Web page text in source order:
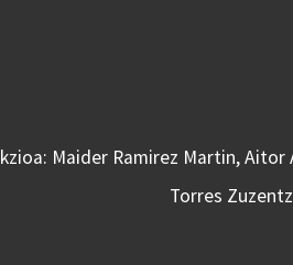
Maider Ramirez Martin,
Torres